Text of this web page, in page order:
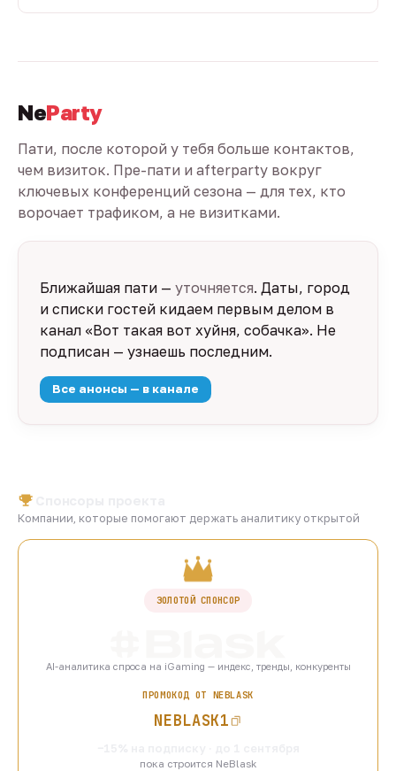
NeParty
Пати, после которой у тебя больше контактов,
чем визиток. Пре-пати и afterparty вокруг
ключевых конференций сезона — для тех, кто
ворочает трафиком, а не визитками.
Ближайшая пати — уточняется. Даты, город
и списки гостей кидаем первым делом в
канал «Вот такая вот хуйня, собачка». Не
подписан — узнаешь последним.
Все анонсы — в канале
Компании, которые помогают держать аналитику открытой
ЗОЛОТОЙ СПОНСОР
AI-аналитика спроса на iGaming — индекс, тренды, конкуренты
ПРОМОКОД ОТ NEBLASK
NEBLASK1
пока строится NeBlask